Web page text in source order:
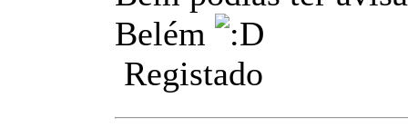
Belém
Registado